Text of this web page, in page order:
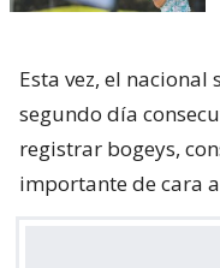
Esta vez, el
segundo día
registrar bogeys,
importante de cara